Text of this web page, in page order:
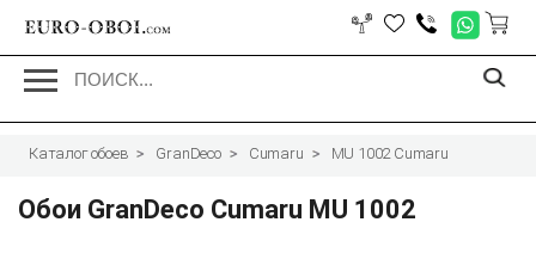
EURO-OBOI.com
Каталог обоев GranDeco Cumaru MU 1002 Cumaru
Обои GranDeco Cumaru MU 1002